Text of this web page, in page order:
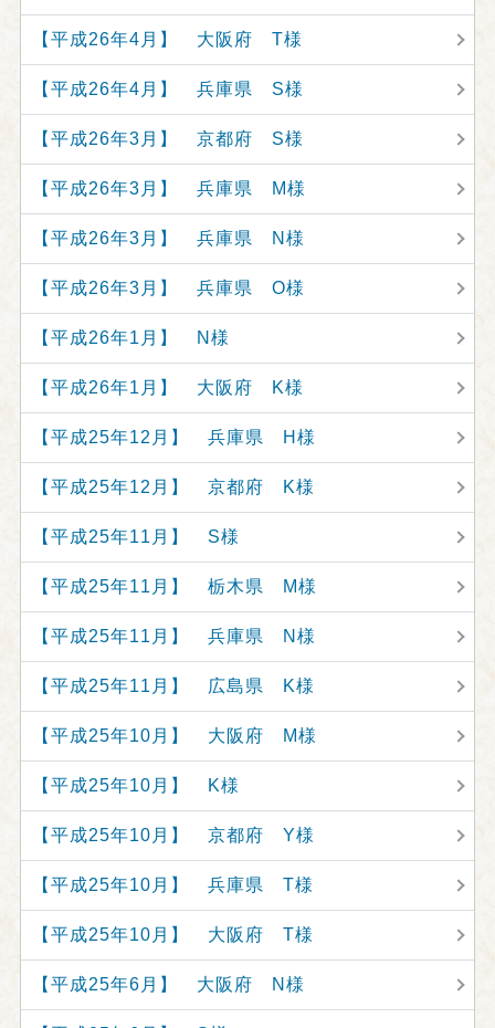
【平成26年4月】 大阪府 T様
【平成26年4月】 兵庫県 S様
【平成26年3月】 京都府 S様
【平成26年3月】 兵庫県 M様
【平成26年3月】 兵庫県 N様
【平成26年3月】 兵庫県 O様
【平成26年1月】 N様
【平成26年1月】 大阪府 K様
【平成25年12月】 兵庫県 H様
【平成25年12月】 京都府 K様
【平成25年11月】 S様
【平成25年11月】 栃木県 M様
【平成25年11月】 兵庫県 N様
【平成25年11月】 広島県 K様
【平成25年10月】 大阪府 M様
【平成25年10月】 K様
【平成25年10月】 京都府 Y様
【平成25年10月】 兵庫県 T様
【平成25年10月】 大阪府 T様
【平成25年6月】 大阪府 N様